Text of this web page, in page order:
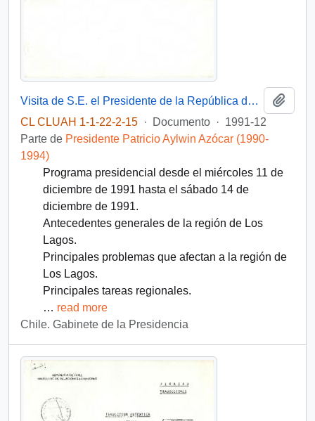
Visita de S.E. el Presidente de la República don Patricio Aylwin Azócar a la región de Los Lagos (11 al 14 de diciembre de 1991)
CL CLUAH 1-1-22-2-15 · Documento · 1991-12
Parte de Presidente Patricio Aylwin Azócar (1990-
1994)
Programa presidencial desde el miércoles 11 de
diciembre de 1991 hasta el sábado 14 de
diciembre de 1991.
Antecedentes generales de la región de Los
Lagos.
Principales problemas que afectan a la región de
Los Lagos.
Principales tareas regionales.
… read more
Chile. Gabinete de la Presidencia